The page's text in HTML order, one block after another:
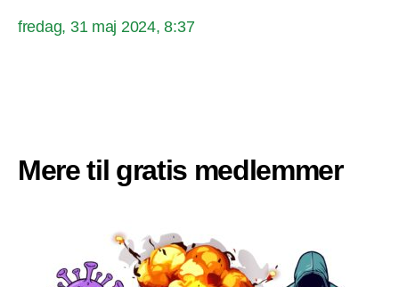
fredag, 31 maj 2024, 8:37
Mere til gratis medlemmer